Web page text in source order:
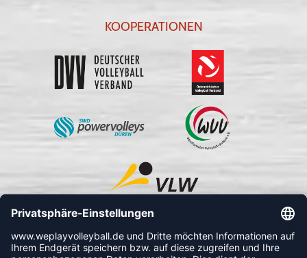
KOOPERATIONEN
FOLLOW US